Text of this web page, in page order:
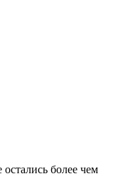
более чем